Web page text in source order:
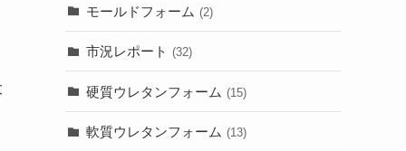
モールドフォーム (2)
市況レポート (32)
硬質ウレタンフォーム (15)
軟質ウレタンフォーム (13)